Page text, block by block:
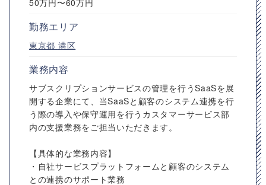
50万円〜60万円
勤務エリア
東京都 港区
業務内容
サブスクリプションサービスの管理を行うSaaSを展
開する企業にて、当SaaSと顧客のシステム連携を行
う際の導入や保守運用を行うカスタマーサービス部
内の支援業務をご担当いただきます。
【具体的な業務内容】
・自社サービスプラットフォームと顧客のシステム
との連携のサポート業務